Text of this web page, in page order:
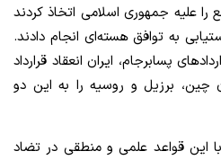
علیه جمهوری اسلامی اتخاذ کردند
به توافق هسته‌ای انجام دادند.
پسابرجام، ایران انعقاد قرارداد
چین، برزیل و روسیه را به این دو
با این قواعد علمی و منطقی در تضاد